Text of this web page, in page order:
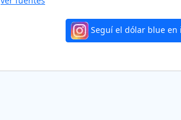
Seguí el dólar blue en